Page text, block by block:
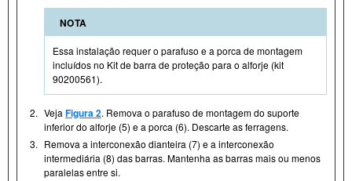
NOTA
Essa instalação requer o parafuso e a porca de montagem
incluídos no Kit de barra de proteção para o alforje (kit
90200561).
2. Veja Figura 2. Remova o parafuso de montagem do suporte
inferior do alforje (5) e a porca (6). Descarte as ferragens.
3. Remova a interconexão dianteira (7) e a interconexão
intermediária (8) das barras. Mantenha as barras mais ou menos
paralelas entre si.